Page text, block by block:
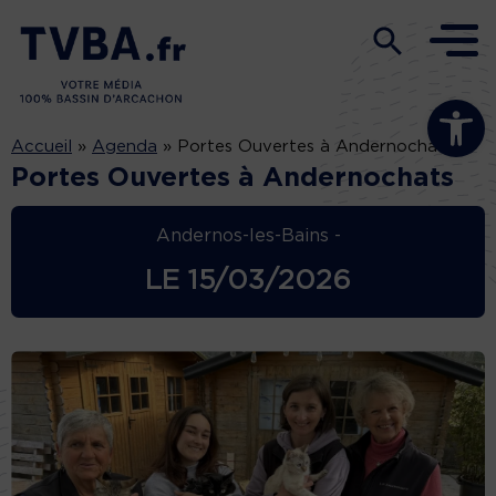
Ouvrir la
Accueil » Agenda » Portes Ouvertes à Andernochats
Portes Ouvertes à Andernochats
Andernos-les-Bains -
LE 15/03/2026